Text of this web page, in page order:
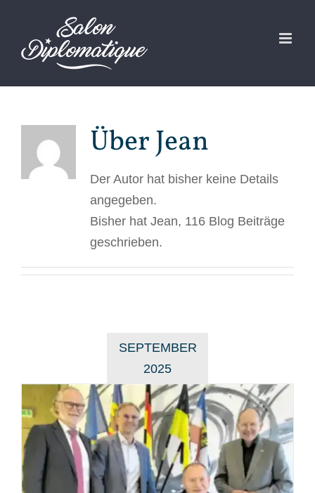
springen
ÜberJean
Der Autor hat bisher keine Details
angegeben.
Bisher hat Jean, 116 Blog Beiträge
geschrieben.
SEPTEMBER
2025